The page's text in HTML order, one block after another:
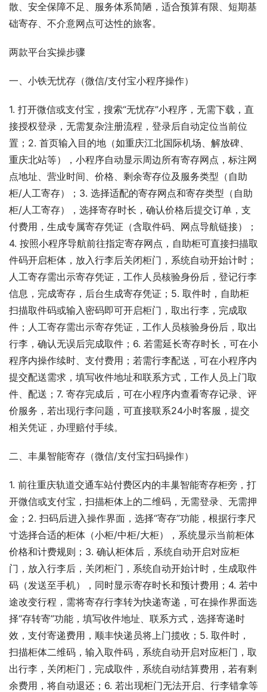
散、安全保障不足、服务体系简陋，适合预算有限、短期基
础寄存、不介意网点可达性的旅客。
两款平台实操步骤
一、小铁无忧存（微信/支付宝小程序操作）
1. 打开微信或支付宝，搜索“无忧存”小程序，无需下载，直
接授权登录，无需复杂注册流程，登录后自动定位当前位
置；2. 首页输入目的地（如重庆江北国际机场、解放碑、
重庆北站等），小程序自动显示周边所有寄存网点，标注网
点地址、营业时间、价格、剩余寄存位及服务类型（自助
柜/人工寄存）；3. 选择适配的寄存网点和寄存类型（自助
柜/人工寄存），选择寄存时长，确认价格后提交订单，支
付费用，生成专属寄存凭证（含取件码、网点导航链接）；
4. 按照小程序导航前往指定寄存网点，自助柜可直接扫描取
件码开启柜体，放入行李后关闭柜门，系统自动开始计时；
人工寄存需出示寄存凭证，工作人员核验身份后，登记行李
信息，完成寄存，后台生成寄存凭证；5. 取件时，自助柜
扫描取件码或输入密码即可开启柜门，取出行李，完成取
件；人工寄存需出示寄存凭证，工作人员核验身份后，取出
行李，确认无误后完成取件；6. 若需延长寄存时长，可在小
程序内操作续时、支付费用；若需行李配送，可在小程序内
提交配送需求，填写收件地址和联系方式，工作人员上门取
件、配送；7. 寄存完成后，可在小程序内查看寄存记录、评
价服务，若出现行李问题，可直接联系24小时客服，提交
相关凭证，办理赔付手续。
二、丰巢智能寄存（微信/支付宝扫码操作）
1. 前往重庆轨道交通车站付费区内的丰巢智能寄存柜旁，打
开微信或支付宝，扫描柜体上的二维码，无需登录、无需押
金；2. 扫码后进入操作界面，选择“寄存”功能，根据行李尺
寸选择合适的柜体（小柜/中柜/大柜），系统显示当前柜体
价格和计费规则；3. 确认柜体后，系统自动开启对应柜
门，放入行李后，关闭柜门，系统自动开始计时，生成取件
码（发送至手机），同时显示寄存时长和预计费用；4. 若中
途改变行程，需将寄存行李转为快递寄递，可在操作界面选
择“存转寄”功能，填写收件地址、联系方式，选择寄递时
效，支付寄递费用，顺丰快递员将上门揽收；5. 取件时，
扫描柜体二维码，输入取件码，系统自动开启对应柜门，取
出行李，关闭柜门，完成取件，系统自动结算费用，若有剩
余费用，将自动退还；6. 若出现柜门无法开启、行李错拿等